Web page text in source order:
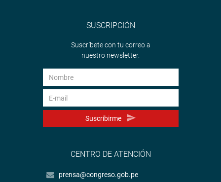
SUSCRIPCIÓN
Suscríbete con tu correo a
nuestro newsletter.
Suscribirme
CENTRO DE ATENCIÓN
prensa@congreso.gob.pe